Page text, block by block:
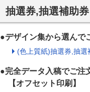
抽選券,抽選補助
●デザイン集から選んで
(色上質紙)抽選券,抽
●完全データ入稿でご注
【オフセット印刷】